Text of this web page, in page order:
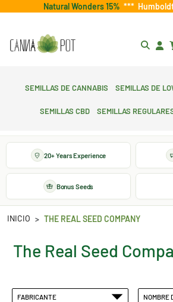
Natural Wonders 15% ***
Semillas de cannabis Semillas de
Semillas CBD Semillas
20+ Years Experience
Bonus Seeds
INICIO THE REAL SEED COMPANY
The Real Seed
FABRICANTE NOMBRE